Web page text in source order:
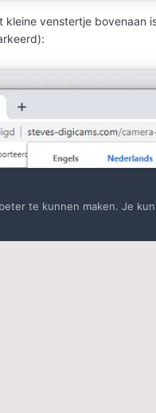
venstertje bovenaan
te kunnen maken. Je